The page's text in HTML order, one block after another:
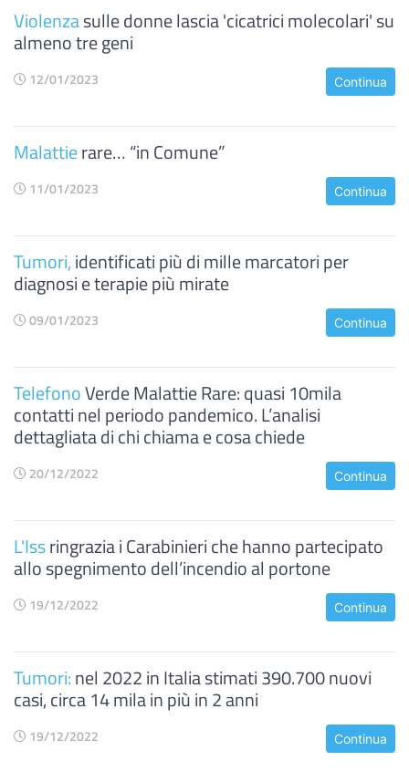
Violenzasulle donne lascia 'cicatrici molecolari' su
almeno tre geni
12/01/2023 Continua
Malattierare… “in Comune”
11/01/2023 Continua
Tumori,identificati più di mille marcatori per
diagnosi e terapie più mirate
09/01/2023 Continua
TelefonoVerde Malattie Rare: quasi 10mila
contatti nel periodo pandemico. L’analisi
dettagliata di chi chiama e cosa chiede
20/12/2022 Continua
L'Issringrazia i Carabinieri che hanno partecipato
allo spegnimento dell’incendio al portone
19/12/2022 Continua
Tumori:nel 2022 in Italia stimati 390.700 nuovi
casi, circa 14 mila in più in 2 anni
19/12/2022 Continua